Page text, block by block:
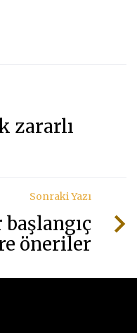
zararlı
Sonraki Yazı
öneriler